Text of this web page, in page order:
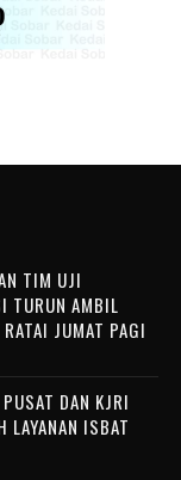
TIM UJI
TURUN AMBIL
JUMAT PAGI
DAN KJRI
LAYANAN ISBAT